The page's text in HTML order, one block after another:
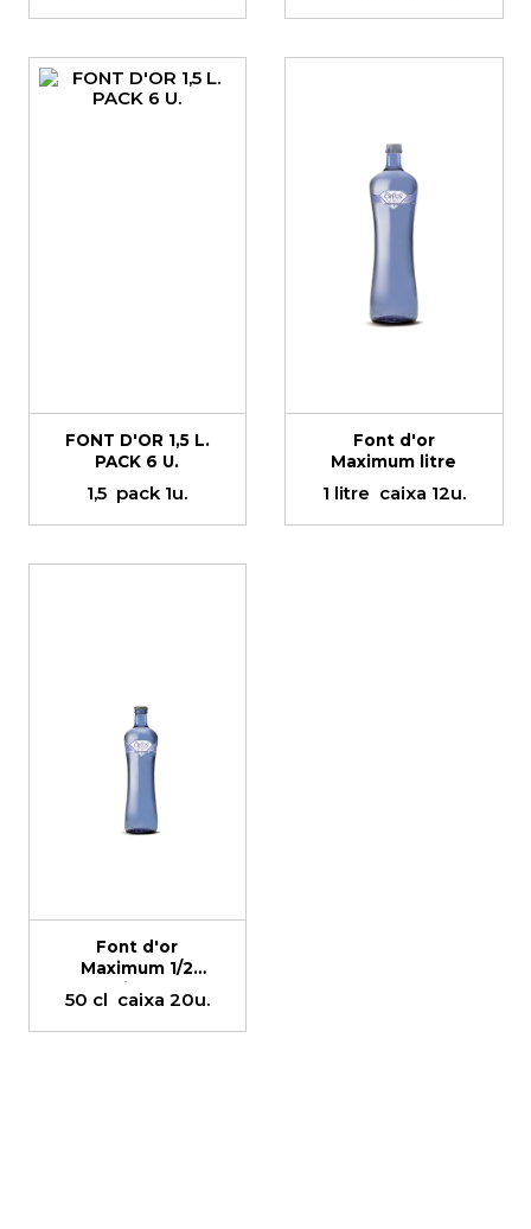
FONT D'OR 1,5 L.
PACK 6 U.
1,5 pack 1u.
Font d'or
Maximum litre
1 litre caixa 12u.
Font d'or
Maximum 1/2
litre
50 cl caixa 20u.